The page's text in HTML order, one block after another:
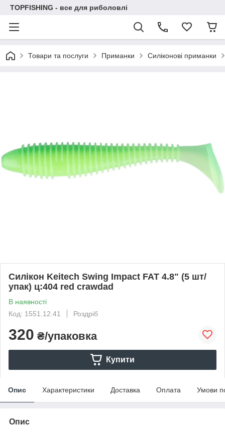
TOPFISHING - все для риболовлі
Товари та послуги Приманки Силіконові приманки
Силікон Keitech Swing Impact FAT 4.8" (5 шт/
упак) ц:404 red crawdad
В наявності
Код: 1551.12.41
Роздріб
320 ₴/упаковка
Купити
Опис Характеристики Доставка Оплата Умови
Опис